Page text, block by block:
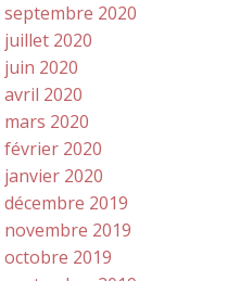
septembre 2020
juillet 2020
juin 2020
avril 2020
mars 2020
février 2020
janvier 2020
décembre 2019
novembre 2019
octobre 2019